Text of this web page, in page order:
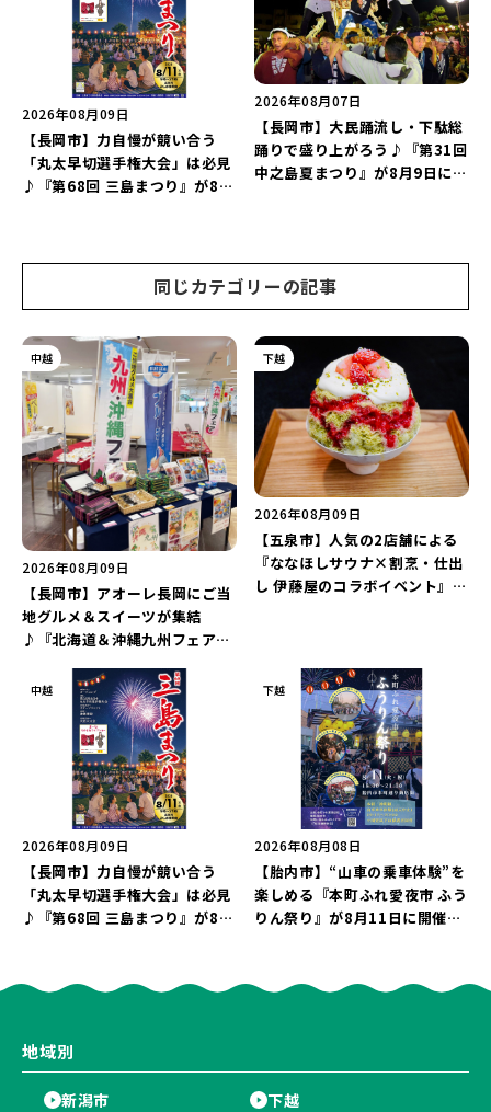
2026年08月09日
【長岡市】力自慢が競い合う
「丸太早切選手権大会」は必見
♪『第68回 三島まつり』が8月
2026年08月07日
【長岡市】大民踊流し・下駄総
踊りで盛り上がろう♪『第31回
中之島夏まつり』が8月9日に開
同じカテゴリーの記事
中越
2026年08月09日
【長岡市】アオーレ長岡にご当
地グルメ＆スイーツが集結
♪『北海道＆沖縄九州フェア
より開催！北海道限定「生食感
チェルシー」をゲットしよう♪
下越
2026年08月09日
【五泉市】人気の2店舗による
『ななほしサウナ×割烹・仕出
し 伊藤屋のコラボイベント』が
中越
2026年08月09日
【長岡市】力自慢が競い合う
「丸太早切選手権大会」は必見
♪『第68回 三島まつり』が8月
下越
2026年08月08日
【胎内市】“山車の乗車体験”を
楽しめる『本町ふれ愛夜市 ふう
りん祭り』が8月11日に開催！
地域別
新潟市
下越